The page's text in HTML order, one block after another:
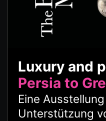
Luxury and
Persia to
Eine
Unterstützung